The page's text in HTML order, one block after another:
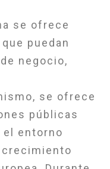
se ofrece
puedan
negocio,
se ofrece
públicas
el entorno